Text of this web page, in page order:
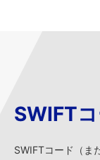
SWIFT
SWIFTコード（ま